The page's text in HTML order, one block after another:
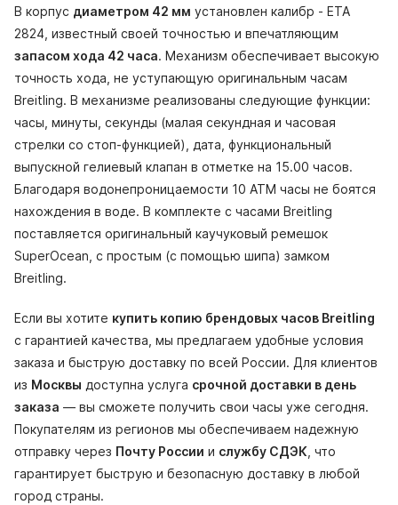
В корпус диаметром 42 мм установлен калибр - ETA
2824, известный своей точностью и впечатляющим
запасом хода 42 часа. Механизм обеспечивает высокую
точность хода, не уступающую оригинальным часам
Breitling. В механизме реализованы следующие функции:
часы, минуты, секунды (малая секундная и часовая
стрелки со стоп-функцией), дата, функциональный
выпускной гелиевый клапан в отметке на 15.00 часов.
Благодаря водонепроницаемости 10 АТМ часы не боятся
нахождения в воде. В комплекте с часами Breitling
поставляется оригинальный каучуковый ремешок
SuperOcean, с простым (с помощью шипа) замком
Breitling.
Если вы хотите купить копию брендовых часов Breitling
с гарантией качества, мы предлагаем удобные условия
заказа и быструю доставку по всей России. Для клиентов
из Москвы доступна услуга срочной доставки в день
заказа — вы сможете получить свои часы уже сегодня.
Покупателям из регионов мы обеспечиваем надежную
отправку через Почту России и службу СДЭК , что
гарантирует быструю и безопасную доставку в любой
город страны.